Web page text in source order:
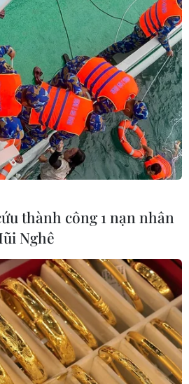
quả trứng do
Salmonella
ca tử vong do
4 bé gái
hoàn toàn tự
5 người tử
thành công 1 nạn nhân
Nghê